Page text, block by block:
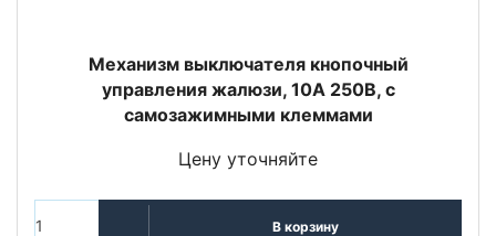
Механизм выключателя кнопочный
управления жалюзи, 10А 250В, с
самозажимными клеммами
Цену уточняйте
В корзину